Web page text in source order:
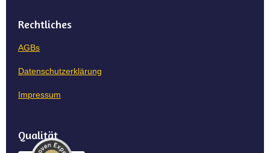
Rechtliches
AGBs
Datenschutzerklärung
Impressum
Qualität